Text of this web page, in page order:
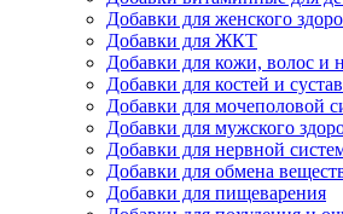
Добавки для женского
Добавки для ЖКТ
Добавки для кожи, волос и
Добавки для костей и
Добавки для мочеполовой
Добавки для мужского
Добавки для нервной
Добавки для обмена
Добавки для пищеварения